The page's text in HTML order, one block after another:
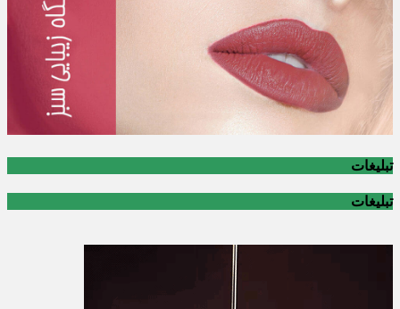
تبلیغات
تبلیغات